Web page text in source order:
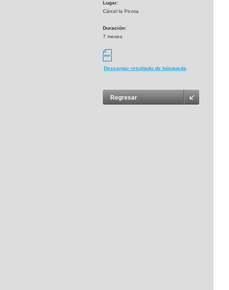
Lugar:
Cárcel la Picota
Duración:
7 meses
Descargar resultado de búsqueda
Regresar